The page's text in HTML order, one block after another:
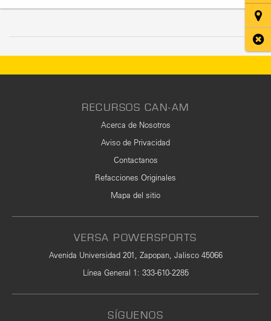
RECURSOS CAN-AM
Acerca de Nosotros
Aviso de Privacidad
Contactanos
Refacciones Originales
Mapa del sitio
VERSA POWERSPORTS
Avenida Universidad 201, Zapopan, Jalisco 45066
Línea General 1: 333-610-2285
SÍGUENOS